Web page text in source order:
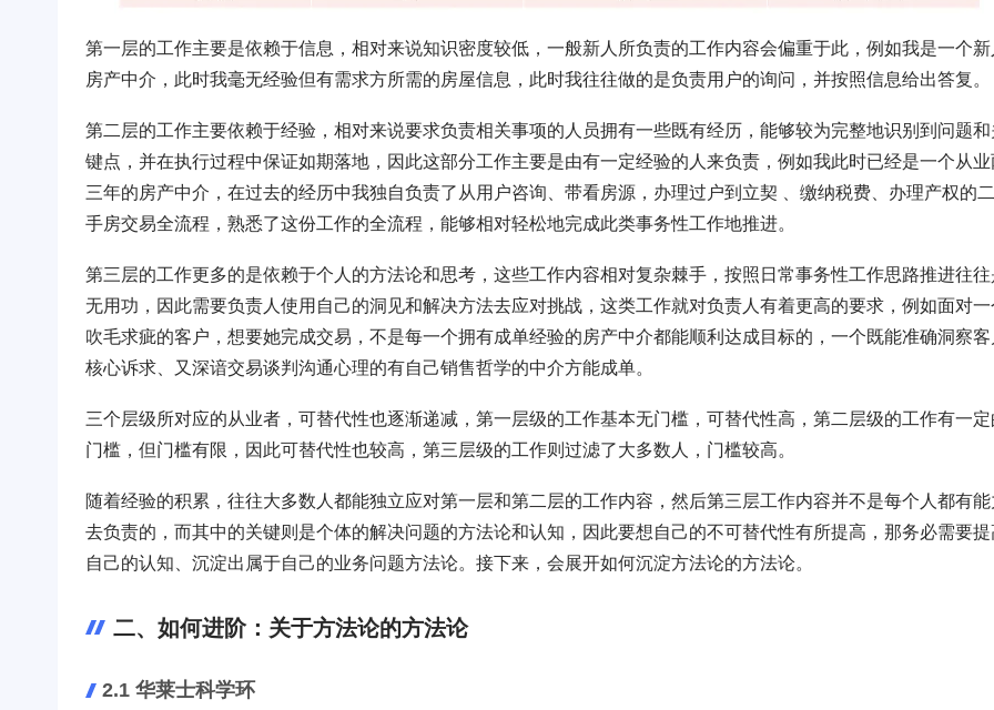
第一层的工作主要是依赖于信息，相对来说知识密度较低，一般新人所负责的工作内容会偏重于此，例如我是一个新
房产中介，此时我毫无经验但有需求方所需的房屋信息，此时我往往做的是负责用户的询问，并按照信息给出答复。
第二层的工作主要依赖于经验，相对来说要求负责相关事项的人员拥有一些既有经历，能够较为完整地识别到问题和
键点，并在执行过程中保证如期落地，因此这部分工作主要是由有一定经验的人来负责，例如我此时已经是一个从业
三年的房产中介，在过去的经历中我独自负责了从用户咨询、带看房源，办理过户到立契 、缴纳税费、办理产权的二
手房交易全流程，熟悉了这份工作的全流程，能够相对轻松地完成此类事务性工作地推进。
第三层的工作更多的是依赖于个人的方法论和思考，这些工作内容相对复杂棘手，按照日常事务性工作思路推进往往
无用功，因此需要负责人使用自己的洞见和解决方法去应对挑战，这类工作就对负责人有着更高的要求，例如面对一
吹毛求疵的客户，想要她完成交易，不是每一个拥有成单经验的房产中介都能顺利达成目标的，一个既能准确洞察客
核心诉求、又深谙交易谈判沟通心理的有自己销售哲学的中介方能成单。
三个层级所对应的从业者，可替代性也逐渐递减，第一层级的工作基本无门槛，可替代性高，第二层级的工作有一定
门槛，但门槛有限，因此可替代性也较高，第三层级的工作则过滤了大多数人，门槛较高。
随着经验的积累，往往大多数人都能独立应对第一层和第二层的工作内容，然后第三层工作内容并不是每个人都有能
去负责的，而其中的关键则是个体的解决问题的方法论和认知，因此要想自己的不可替代性有所提高，那务必需要提
自己的认知、沉淀出属于自己的业务问题方法论。接下来，会展开如何沉淀方法论的方法论。
二、如何进阶：关于方法论的方法论
2.1 华莱士科学环